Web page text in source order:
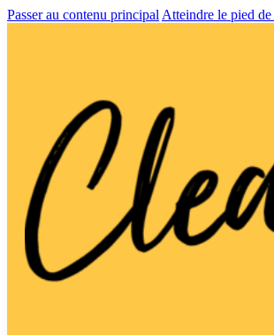
Passer au contenu principal Atteindre le pied de